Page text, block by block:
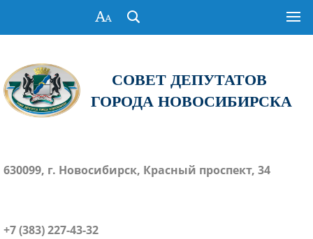
СОВЕТ ДЕПУТАТОВ
ГОРОДА НОВОСИБИРСКА
630099, г. Новосибирск, Красный проспект, 34
+7 (383) 227-43-32